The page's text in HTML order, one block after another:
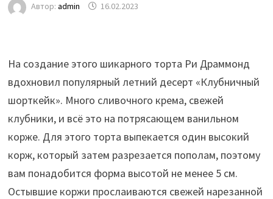
Автор: admin 16.02.2023
На создание этого шикарного торта Ри Драммонд
вдохновил популярный летний десерт «Клубничный
шорткейк». Много сливочного крема, свежей
клубники, и всё это на потрясающем ванильном
корже. Для этого торта выпекается один высокий
корж, который затем разрезается пополам, поэтому
вам понадобится форма высотой не менее 5 см.
Остывшие коржи прослаиваются свежей нарезанной